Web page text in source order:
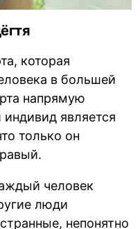
которая
в большей
напрямую
является
только он
человек
люди
непонятно